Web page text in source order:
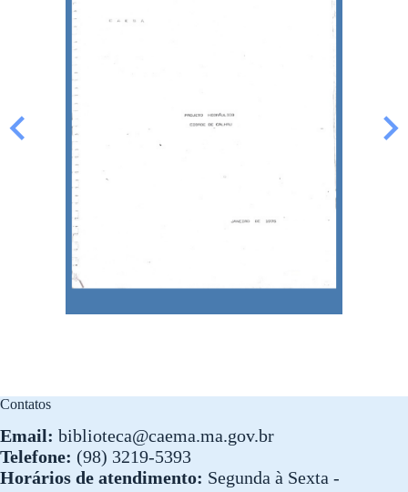
Contatos
Email: biblioteca@caema.ma.gov.br
Telefone: (98) 3219-5393
Horários de atendimento: Segunda à Sexta -